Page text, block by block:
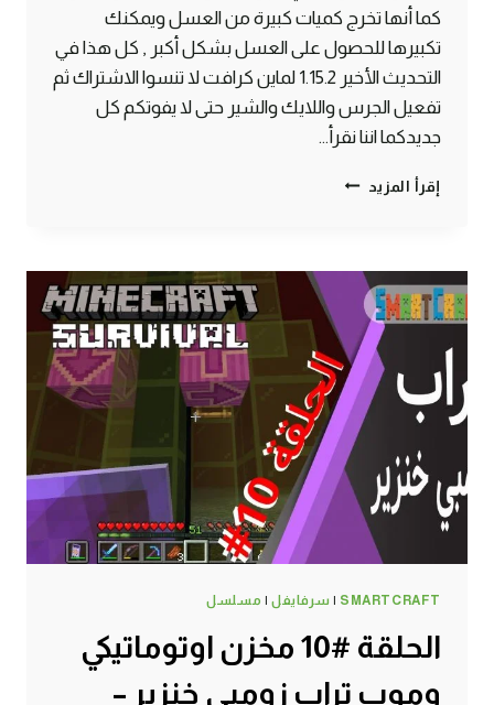
كما أنها تخرج كميات كبيرة من العسل ويمكنك
تكبيرها للحصول على العسل بشكل أكبر , كل هذا في
التحديث الأخير 1.15.2 لماين كرافت لا تنسوا الاشتراك ثم
تفعيل الجرس واللايك والشير حتى لا يفوتكم كل
جديدكما اننا نقرأ…
إقرأ المزيد طريقة
بشكل
أوتوماتيكي
ماين
كرافت
#SMARTCRAFT
SMARTCRAFT
| سرفايفل| مسلسل
الحلقة #10 مخزن اوتوماتيكي
وموب تراب زومبي خنزير –